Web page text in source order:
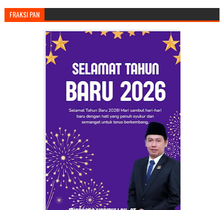
FRAKSI PAN